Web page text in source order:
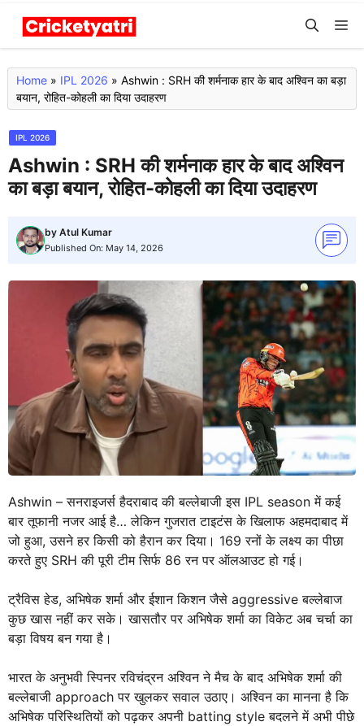
Skip
content
Home » IPL 2026 » Ashwin : SRH की शर्मनाक हार के बाद अश्विन का बड़ा
बयान, रोहित-कोहली का दिया उदाहरण
IPL 2026
Ashwin : SRH की शर्मनाक हार के बाद अश्विन
का बड़ा बयान, रोहित-कोहली का दिया उदाहरण
by Atul Kumar
Published On: May 14, 2026
Ashwin – सनराइजर्स हैदराबाद की बल्लेबाजी इस IPL season में कई
बार तूफानी नजर आई है… लेकिन गुजरात टाइटंस के खिलाफ अहमदाबाद में
जो हुआ, उसने हर किसी को हैरान कर दिया। 169 रनों के लक्ष्य का पीछा
करते हुए SRH की पूरी टीम सिर्फ 86 रन पर ऑलआउट हो गई।
ट्रैविस हेड, अभिषेक शर्मा और ईशान किशन जैसे aggressive बल्लेबाज
कुछ खास नहीं कर सके। खासतौर पर अभिषेक शर्मा का विकेट अब चर्चा का
बड़ा विषय बन गया है।
भारत के अनुभवी स्पिनर रविचंद्रन अश्विन ने मैच के बाद अभिषेक शर्मा की
बल्लेबाजी approach पर खुलकर सवाल उठाए। अश्विन का मानना है कि
अभिषेक परिस्थितियों को पढ़कर अपनी batting style बदलने में अभी पीछे